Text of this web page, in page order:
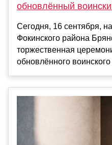
обновлённый
Сегодня, 16 сентября,
Фокинского района
торжественная
обновлённого